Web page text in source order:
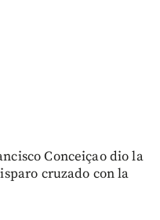
Conceiçao dio la
cruzado con la